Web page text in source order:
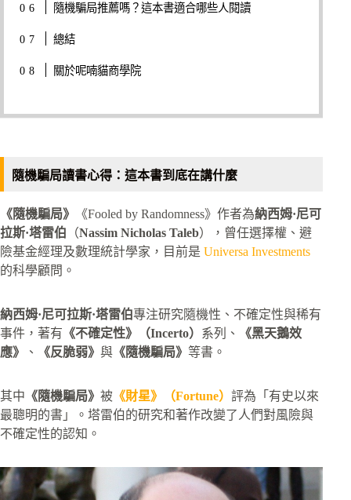
隨機騙局推薦嗎？這本書適合哪些人閱讀
總結
關於呢喃貓商學院
隨機騙局讀書心得：這本書到底在講什麼
《隨機騙局》 《Fooled by Randomness》作者為納西姆·尼可
拉斯·塔雷伯 （Nassim Nicholas Taleb），曾任選擇權、避
險基金經理及數理統計學家，目前是 Universa Investments
的科學顧問。
納西姆·尼可拉斯·塔雷伯專注研究隨機性、不確定性與稀有
事件，著有 《不確定性》（Incerto） 系列、
《黑天鵝效
應》
、 《反脆弱》 與 《隨機騙局》 等書。
其中 《隨機騙局》 被 《財星》（Fortune） 評為「有史以來
最聰明的書」。塔雷伯的研究和著作改變了人們對風險與
不確定性的認知。